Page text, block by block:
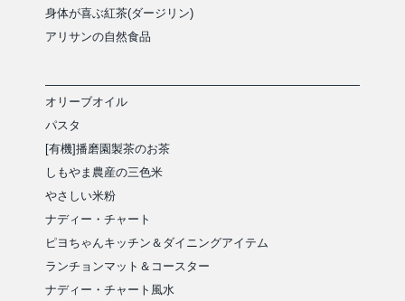
身体が喜ぶ紅茶(ダージリン)
アリサンの自然食品
オリーブオイル
パスタ
[有機]播磨園製茶のお茶
しもやま農産の三色米
やさしい米粉
ナディー・チャート
ピヨちゃんキッチン＆ダイニングアイテム
ランチョンマット＆コースター
ナディー・チャート風水